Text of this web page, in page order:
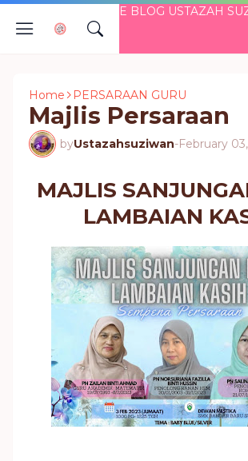
KE BLOG USTAZAH SUZIWAN #
Home PERSARAAN GURU
Majlis Persaraan
byUstazahsuziwan-February
MAJLIS
LAMBAIAN